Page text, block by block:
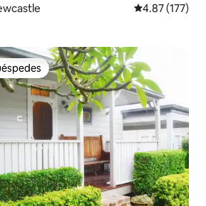
Calificación
4.87 (177)
preferido